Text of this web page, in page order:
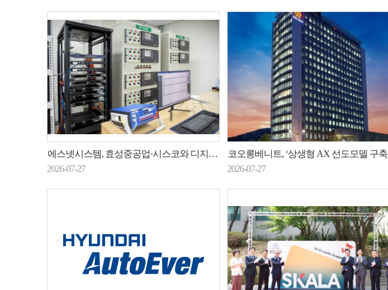
에스넷시스템, 효성중공업·시스코와 디지털 변전소 기술 검증
2026-07-27
코오롱베니트, ‘상생형 AX 선도모델 구축지원사업’ 주관기관 선정
2026-07-27